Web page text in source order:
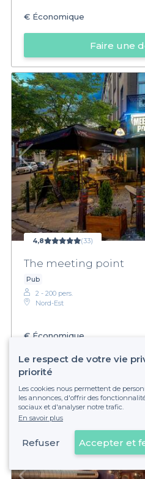
€ Économique
Faire une
4,8 (33)
The meeting point
Pub
2 - 200 pers.
Nord-Est
€ Économique
Faire une
Voir sur
Le respect de votre vie
priorité
Les cookies nous permettent de
les annonces, d'offrir des
sociaux et d'analyser notre trafic.
En savoir plus
Refuser Accepter et